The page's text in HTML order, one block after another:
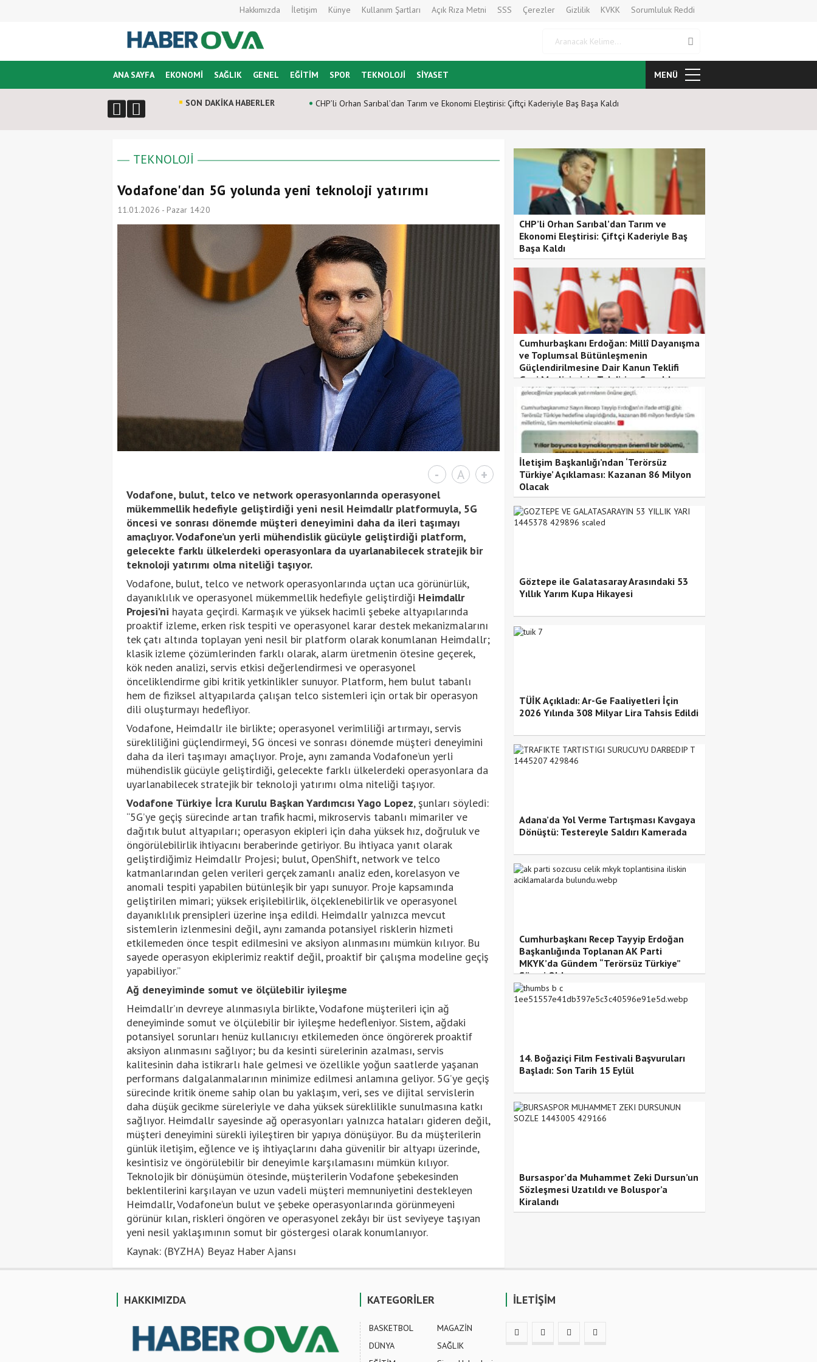
Hakkımızda İletişim Künye Kullanım Şartları Açık Rıza Metni SSS Çerezler Gizlilik KVKK Sorumluluk Reddi
ANA SAYFA EKONOMİ SAĞLIK GENEL EĞİTİM SPOR TEKNOLOJİ SİYASET MENÜ
SON DAKİKA HABERLER CHP’li Orhan Sarıbal’dan Tarım ve Ekonomi Eleştirisi: Çiftçi Kaderiyle Baş Başa Kaldı
TEKNOLOJİ
Vodafone'dan 5G yolunda yeni teknoloji yatırımı
11.01.2026 - Pazar 14:20
- A +
Vodafone, bulut, telco ve network operasyonlarında operasyonel
mükemmellik hedefiyle geliştirdiği yeni nesil Heimdallr platformuyla, 5G
öncesi ve sonrası dönemde müşteri deneyimini daha da ileri taşımayı
amaçlıyor. Vodafone’un yerli mühendislik gücüyle geliştirdiği platform,
gelecekte farklı ülkelerdeki operasyonlara da uyarlanabilecek stratejik bir
teknoloji yatırımı olma niteliği taşıyor.
Vodafone, bulut, telco ve network operasyonlarında uçtan uca görünürlük,
dayanıklılık ve operasyonel mükemmellik hedefiyle geliştirdiği Heimdallr
Projesi’ni hayata geçirdi. Karmaşık ve yüksek hacimli şebeke altyapılarında
proaktif izleme, erken risk tespiti ve operasyonel karar destek mekanizmalarını
tek çatı altında toplayan yeni nesil bir platform olarak konumlanan Heimdallr;
klasik izleme çözümlerinden farklı olarak, alarm üretmenin ötesine geçerek,
kök neden analizi, servis etkisi değerlendirmesi ve operasyonel
önceliklendirme gibi kritik yetkinlikler sunuyor. Platform, hem bulut tabanlı
hem de fiziksel altyapılarda çalışan telco sistemleri için ortak bir operasyon
dili oluşturmayı hedefliyor.
Vodafone, Heimdallr ile birlikte; operasyonel verimliliği artırmayı, servis
sürekliliğini güçlendirmeyi, 5G öncesi ve sonrası dönemde müşteri deneyimini
daha da ileri taşımayı amaçlıyor. Proje, aynı zamanda Vodafone’un yerli
mühendislik gücüyle geliştirdiği, gelecekte farklı ülkelerdeki operasyonlara da
uyarlanabilecek stratejik bir teknoloji yatırımı olma niteliği taşıyor.
Vodafone Türkiye İcra Kurulu Başkan Yardımcısı Yago Lopez, şunları söyledi:
“5G’ye geçiş sürecinde artan trafik hacmi, mikroservis tabanlı mimariler ve
dağıtık bulut altyapıları; operasyon ekipleri için daha yüksek hız, doğruluk ve
öngörülebilirlik ihtiyacını beraberinde getiriyor. Bu ihtiyaca yanıt olarak
geliştirdiğimiz Heimdallr Projesi; bulut, OpenShift, network ve telco
katmanlarından gelen verileri gerçek zamanlı analiz eden, korelasyon ve
anomali tespiti yapabilen bütünleşik bir yapı sunuyor. Proje kapsamında
geliştirilen mimari; yüksek erişilebilirlik, ölçeklenebilirlik ve operasyonel
dayanıklılık prensipleri üzerine inşa edildi. Heimdallr yalnızca mevcut
sistemlerin izlenmesini değil, aynı zamanda potansiyel risklerin hizmeti
etkilemeden önce tespit edilmesini ve aksiyon alınmasını mümkün kılıyor. Bu
sayede operasyon ekiplerimiz reaktif değil, proaktif bir çalışma modeline geçiş
yapabiliyor.”
Ağ deneyiminde somut ve ölçülebilir iyileşme
Heimdallr’ın devreye alınmasıyla birlikte, Vodafone müşterileri için ağ
deneyiminde somut ve ölçülebilir bir iyileşme hedefleniyor. Sistem, ağdaki
potansiyel sorunları henüz kullanıcıyı etkilemeden önce öngörerek proaktif
aksiyon alınmasını sağlıyor; bu da kesinti sürelerinin azalması, servis
kalitesinin daha istikrarlı hale gelmesi ve özellikle yoğun saatlerde yaşanan
performans dalgalanmalarının minimize edilmesi anlamına geliyor. 5G’ye geçiş
sürecinde kritik öneme sahip olan bu yaklaşım, veri, ses ve dijital servislerin
daha düşük gecikme süreleriyle ve daha yüksek süreklilikle sunulmasına katkı
sağlıyor. Heimdallr sayesinde ağ operasyonları yalnızca hataları gideren değil,
müşteri deneyimini sürekli iyileştiren bir yapıya dönüşüyor. Bu da müşterilerin
günlük iletişim, eğlence ve iş ihtiyaçlarını daha güvenilir bir altyapı üzerinde,
kesintisiz ve öngörülebilir bir deneyimle karşılamasını mümkün kılıyor.
Teknolojik bir dönüşümün ötesinde, müşterilerin Vodafone şebekesinden
beklentilerini karşılayan ve uzun vadeli müşteri memnuniyetini destekleyen
Heimdallr, Vodafone’un bulut ve şebeke operasyonlarında görünmeyeni
görünür kılan, riskleri öngören ve operasyonel zekâyı bir üst seviyeye taşıyan
yeni nesil yaklaşımının somut bir göstergesi olarak konumlanıyor.
Kaynak: (BYZHA) Beyaz Haber Ajansı
CHP’li Orhan Sarıbal’dan Tarım ve
Ekonomi Eleştirisi: Çiftçi Kaderiyle Baş
Başa Kaldı
Cumhurbaşkanı Erdoğan: Millî Dayanışma
ve Toplumsal Bütünleşmenin
Güçlendirilmesine Dair Kanun Teklifi
Gazi Meclisimizin Takdirine Sunuldu
İletişim Başkanlığı’ndan ‘Terörsüz
Türkiye’ Açıklaması: Kazanan 86 Milyon
Olacak
Göztepe ile Galatasaray Arasındaki 53
Yıllık Yarım Kupa Hikayesi
TÜİK Açıkladı: Ar-Ge Faaliyetleri İçin
2026 Yılında 308 Milyar Lira Tahsis Edildi
Adana’da Yol Verme Tartışması Kavgaya
Dönüştü: Testereyle Saldırı Kamerada
Cumhurbaşkanı Recep Tayyip Erdoğan
Başkanlığında Toplanan AK Parti
MKYK’da Gündem “Terörsüz Türkiye”
Süreci Oldu
14. Boğaziçi Film Festivali Başvuruları
Başladı: Son Tarih 15 Eylül
Bursaspor’da Muhammet Zeki Dursun’un
Sözleşmesi Uzatıldı ve Boluspor’a
Kiralandı
HAKKIMIZDA KATEGORİLER
BASKETBOL
DÜNYA
MAGAZİN
SAĞLIK
İLETİŞİM